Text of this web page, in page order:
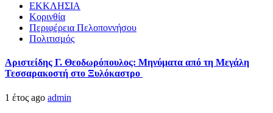
ΕΚΚΛΗΣΙΑ
Κορινθία
Περιφέρεια Πελοποννήσου
Πολιτισμός
Αριστείδης Γ. Θεοδωρόπουλος: Μηνύματα από τη Μεγάλη
Τεσσαρακοστή στο Ξυλόκαστρο
1 έτος ago admin